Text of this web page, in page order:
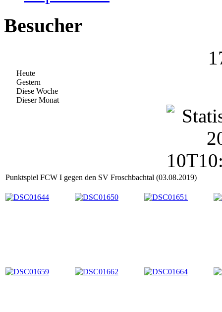
Besucher
Heute
Gestern
Diese Woche
Dieser Monat
Punktspiel FCW I gegen den SV Froschbachtal (03.08.2019)